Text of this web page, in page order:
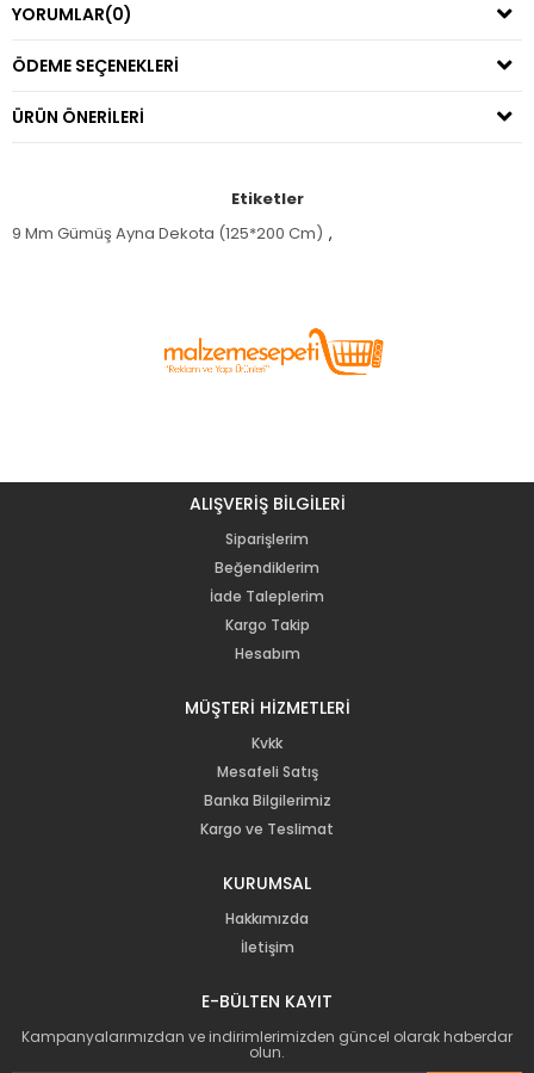
YORUMLAR(0)
ÖDEME SEÇENEKLERI
ÜRÜN ÖNERILERI
Etiketler
9 Mm Gümüş Ayna Dekota (125*200 Cm) ,
ALIŞVERİŞ BİLGİLERİ
Siparişlerim
Beğendiklerim
İade Taleplerim
Kargo Takip
Hesabım
MÜŞTERİ HİZMETLERİ
Kvkk
Mesafeli Satış
Banka Bilgilerimiz
Kargo ve Teslimat
KURUMSAL
Hakkımızda
İletişim
E-BÜLTEN KAYIT
Kampanyalarımızdan ve indirimlerimizden güncel olarak haberdar
olun.